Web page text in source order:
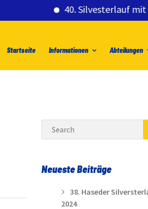
40. Silvesterlauf mit
Startseite Informationen Abteilungen
Search
Neueste Beiträge
38. Haseder
2024